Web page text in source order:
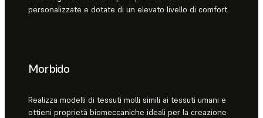
personalizzate e dotate di un elevato livello di comfort.
Morbido
Realizza modelli di tessuti molli simili ai tessuti umani e
ottieni proprietà biomeccaniche ideali per la creazione